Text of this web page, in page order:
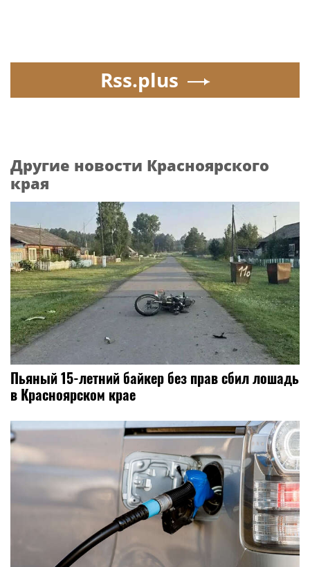
Rss.plus
Другие новости Красноярского
края
Пьяный 15-летний байкер без прав сбил лошадь
в Красноярском крае